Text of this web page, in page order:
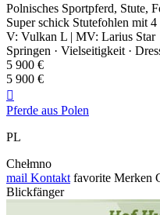
Polnisches Sportpferd, Stute,
Super schick Stutefohlen mit 4
V: Vulkan L | MV: Larius Star
Springen · Vielseitigkeit ·
5 900 €
5 900 €

Pferde aus Polen
PL
Chełmno
mail Kontakt favorite Merken
Blickfänger